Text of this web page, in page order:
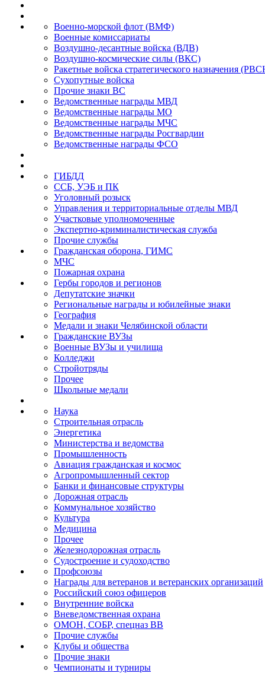
Военно-морской флот (ВМФ)
Военные комиссариаты
Воздушно-десантные войска (ВДВ)
Воздушно-космические силы (ВКС)
Ракетные войска стратегического назначения
Сухопутные войска
Прочие знаки ВС
Ведомственные награды МВД
Ведомственные награды МО
Ведомственные награды МЧС
Ведомственные награды Росгвардии
Ведомственные награды ФСО
ГИБДД
ССБ, УЭБ и ПК
Уголовный розыск
Управления и территориальные отделы МВД
Участковые уполномоченные
Экспертно-криминалистическая служба
Прочие службы
Гражданская оборона, ГИМС
МЧС
Пожарная охрана
Гербы городов и регионов
Депутатские значки
Региональные награды и юбилейные знаки
География
Медали и знаки Челябинской области
Гражданские ВУЗы
Военные ВУЗы и училища
Колледжи
Стройотряды
Прочее
Школьные медали
Наука
Строительная отрасль
Энергетика
Министерства и ведомства
Промышленность
Авиация гражданская и космос
Агропромышленный сектор
Банки и финансовые структуры
Дорожная отрасль
Коммунальное хозяйство
Культура
Медицина
Прочее
Железнодорожная отрасль
Судостроение и судоходство
Профсоюзы
Награды для ветеранов и ветеранских организаций
Российский союз офицеров
Внутренние войска
Вневедомственная охрана
ОМОН, СОБР, спецназ ВВ
Прочие службы
Клубы и общества
Прочие знаки
Чемпионаты и турниры